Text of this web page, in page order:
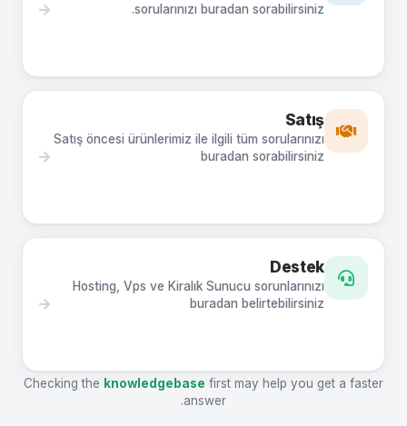
sorularınızı buradan sorabilirsiniz.
Satış
Satış öncesi ürünlerimiz ile ilgili tüm sorularınızı
buradan sorabilirsiniz
Destek
Hosting, Vps ve Kiralık Sunucu sorunlarınızı
buradan belirtebilirsiniz
Checking the knowledgebase first may help you get a faster
answer.